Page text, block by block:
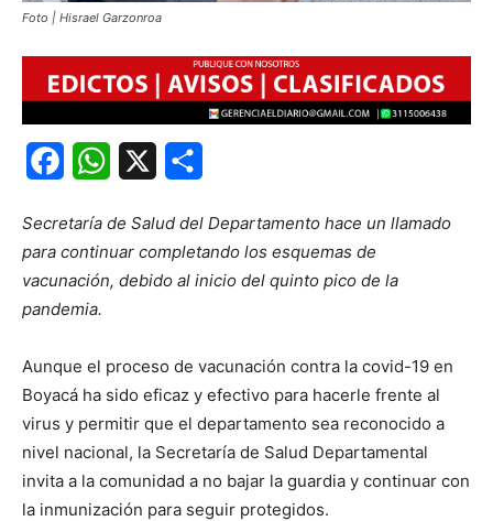
Foto | Hisrael Garzonroa
FacebookWhatsApp
Secretaría de Salud del Departamento hace un llamado
para continuar completando los esquemas de
vacunación, debido al inicio del quinto pico de la
pandemia.
Aunque el proceso de vacunación contra la covid-19 en
Boyacá ha sido eficaz y efectivo para hacerle frente al
virus y permitir que el departamento sea reconocido a
nivel nacional, la Secretaría de Salud Departamental
invita a la comunidad a no bajar la guardia y continuar con
la inmunización para seguir protegidos.